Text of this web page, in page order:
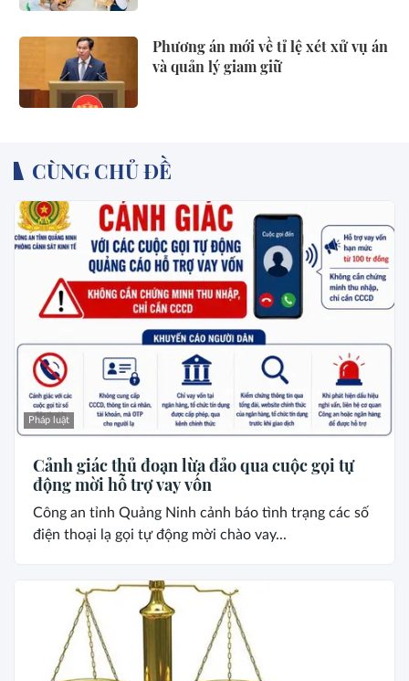
Phương án mới về tỉ lệ xét xử vụ án
và quản lý giam giữ
CÙNG CHỦ ĐỀ
Pháp luật
Cảnh giác thủ đoạn lừa đảo qua cuộc gọi tự
động mời hỗ trợ vay vốn
Công an tỉnh Quảng Ninh cảnh báo tình trạng các số
điện thoại lạ gọi tự động mời chào vay...